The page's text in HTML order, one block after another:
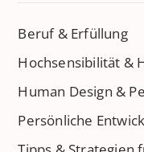
Beruf & Erfüllung
Hochsensibilität &
Human Design &
Persönliche